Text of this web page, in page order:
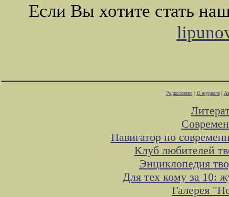
Если Вы хотите стать
Редколлегия| О журнале|
Навигатор по
Клуб любителей
Энциклопедия
Для тех кому за 10:
Галерея